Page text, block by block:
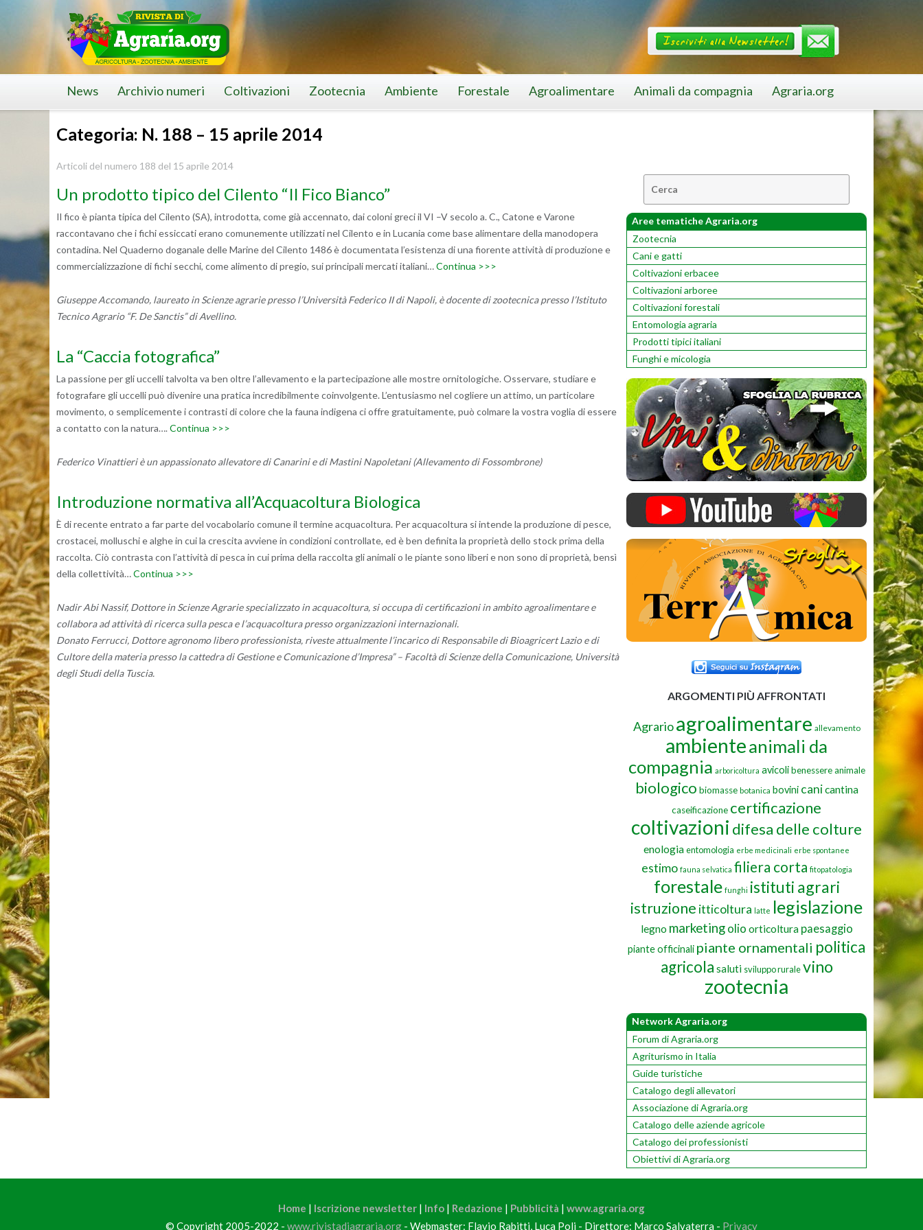
News Archivio numeri Coltivazioni Zootecnia Ambiente Forestale Agroalimentare Animali da compagnia Agraria.org
Categoria: N. 188 – 15 aprile 2014
Articoli del numero 188 del 15 aprile 2014
Un prodotto tipico del Cilento “Il Fico Bianco”
Il fico è pianta tipica del Cilento (SA), introdotta, come già accennato, dai coloni greci il VI –V secolo a. C., Catone e Varone
raccontavano che i fichi essiccati erano comunemente utilizzati nel Cilento e in Lucania come base alimentare della manodopera
contadina. Nel Quaderno doganale delle Marine del Cilento 1486 è documentata l’esistenza di una fiorente attività di produzione e
commercializzazione di fichi secchi, come alimento di pregio, sui principali mercati italiani…Continua >>>
Giuseppe Accomando, laureato in Scienze agrarie presso l’Università Federico II di Napoli, è docente di zootecnica presso l’Istituto
Tecnico Agrario “F. De Sanctis” di Avellino.
La “Caccia fotografica”
La passione per gli uccelli talvolta va ben oltre l’allevamento e la partecipazione alle mostre ornitologiche. Osservare, studiare e
fotografare gli uccelli può divenire una pratica incredibilmente coinvolgente. L’entusiasmo nel cogliere un attimo, un particolare
movimento, o semplicemente i contrasti di colore che la fauna indigena ci offre gratuitamente, può colmare la vostra voglia di essere
a contatto con la natura…. Continua >>>
Federico Vinattieri è un appassionato allevatore di Canarini e di Mastini Napoletani (Allevamento di Fossombrone)
Introduzione normativa all’Acquacoltura Biologica
È di recente entrato a far parte del vocabolario comune il termine acquacoltura. Per acquacoltura si intende la produzione di pesce,
crostacei, molluschi e alghe in cui la crescita avviene in condizioni controllate, ed è ben definita la proprietà dello stock prima della
raccolta. Ciò contrasta con l’attività di pesca in cui prima della raccolta gli animali o le piante sono liberi e non sono di proprietà, bensì
della collettività…Continua >>>
Nadir Abi Nassif, Dottore in Scienze Agrarie specializzato in acquacoltura, si occupa di certificazioni in ambito agroalimentare e
collabora ad attività di ricerca sulla pesca e l’acquacoltura presso organizzazioni internazionali.
Donato Ferrucci, Dottore agronomo libero professionista, riveste attualmente l’incarico di Responsabile di Bioagricert Lazio e di
Cultore della materia presso la cattedra di Gestione e Comunicazione d’Impresa” – Facoltà di Scienze della Comunicazione, Università
degli Studi della Tuscia.
Aree tematiche Agraria.org
Zootecnia
Cani e gatti
Coltivazioni erbacee
Coltivazioni arboree
Coltivazioni forestali
Entomologia agraria
Prodotti tipici italiani
Funghi e micologia
ARGOMENTI PIÙ AFFRONTATI
Agrario agroalimentare allevamento
ambienteanimali da
compagnia arboricoltura avicoli benessere animale
biologico biomasse botanica bovini canicantina
caseificazione certificazione
coltivazioni difesa delle colture
enologiaentomologia erbe medicinali erbe spontanee
estimo fauna selvatica filiera corta fitopatologia
forestale funghi istituti agrari
istruzione itticoltura latte legislazione
legno marketing olio orticoltura paesaggio
piante officinali piante ornamentali politica
agricola saluti sviluppo rurale vino
zootecnia
Network Agraria.org
Forum di Agraria.org
Agriturismo in Italia
Guide turistiche
Catalogo degli allevatori
Associazione di Agraria.org
Catalogo delle aziende agricole
Catalogo dei professionisti
Obiettivi di Agraria.org
Home | Iscrizione newsletter | Info | Redazione | Pubblicità | www.agraria.org
© Copyright 2005-2022 - www.rivistadiagraria.org - Webmaster: Flavio Rabitti, Luca Poli - Direttore: Marco Salvaterra - Privacy